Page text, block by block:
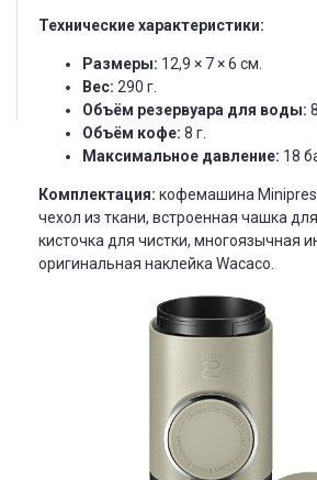
Технические характеристики:
Размеры: 12,9 × 7 × 6 см.
Вес: 290 г.
Объём резервуара для воды:
Объём кофе: 8 г.
Максимальное давление: 18
Комплектация: кофемашина
чехол из ткани, встроенная чашка
кисточка для чистки, многоязычная
оригинальная наклейка Wacaco.